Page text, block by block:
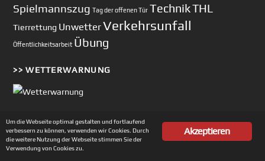
Spielmannszug Tag der offenen Tür TechnikTHL
Tierrettung UnwetterVerkehrsunfall
Öffentlichkeitsarbeit Übung
>> WETTERWARNUNG
Copyright © 2002-2026 Feuerwehr Unterhaching
Akzeptieren
Um die Webseite optimal gestalten und fortlaufend
verbessern zu können, verwenden wir Cookies. Durch
die weitere Nutzung der Webseite stimmen Sie der
Verwendung von Cookies zu.